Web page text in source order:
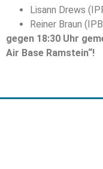
Lisann Drews
Reiner Braun
gegen 18:30 Uhr
Air Base Ramstein“!